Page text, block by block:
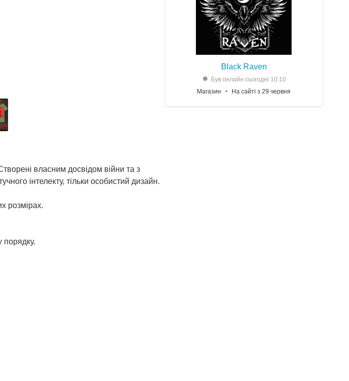
власним досвідом війни та з
інтелекту, тільки особистий дизайн.
розмірах.
порядку.
Black Raven
Був онлайн сьогодні 10:10
Магазин
На сайті з 29 червня